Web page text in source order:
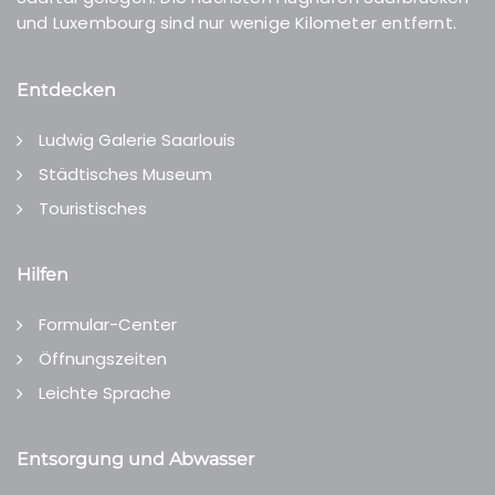
und Luxembourg sind nur wenige Kilometer entfernt.
Entdecken
Ludwig Galerie Saarlouis
Städtisches Museum
Touristisches
Hilfen
Formular-Center
Öffnungszeiten
Leichte Sprache
Entsorgung und Abwasser